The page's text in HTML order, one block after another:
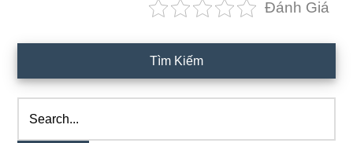
Đánh Giá
Sidebar
Tìm Kiếm